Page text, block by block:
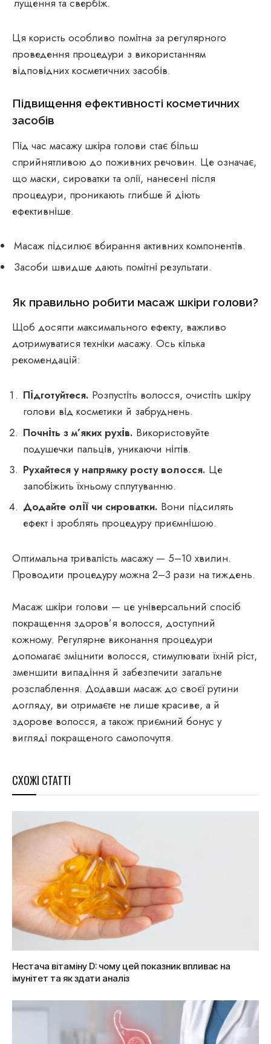
Ця користь особливо помітна за регулярного
проведення процедури з використанням
відповідних косметичних засобів.
Підвищення ефективності косметичних
засобів
Під час масажу шкіра голови стає більш
сприйнятливою до поживних речовин. Це означає,
що маски, сироватки та олії, нанесені після
процедури, проникають глибше й діють
ефективніше.
Масаж підсилює вбирання активних компонентів.
Засоби швидше дають помітні результати.
Як правильно робити масаж шкіри голови?
Щоб досягти максимального ефекту, важливо
дотримуватися техніки масажу. Ось кілька
рекомендацій:
Підготуйтеся. Розпустіть волосся, очистіть шкіру
голови від косметики й забруднень.
Почніть з м’яких рухів. Використовуйте
подушечки пальців, уникаючи нігтів.
Рухайтеся у напрямку росту волосся. Це
запобіжить їхньому сплутуванню.
Додайте олії чи сироватки. Вони підсилять
ефект і зроблять процедуру приємнішою.
Оптимальна тривалість масажу — 5–10 хвилин.
Проводити процедуру можна 2–3 рази на тиждень.
Масаж шкіри голови — це універсальний спосіб
покращення здоров’я волосся, доступний
кожному. Регулярне виконання процедури
допомагає зміцнити волосся, стимулювати їхній ріст,
зменшити випадіння й забезпечити загальне
розслаблення. Додавши масаж до своєї рутини
догляду, ви отримаєте не лише красиве, а й
здорове волосся, а також приємний бонус у
вигляді покращеного самопочуття.
СХОЖІ СТАТТІ
Нестача вітаміну D: чому цей показник впливає на
імунітет та як здати аналіз